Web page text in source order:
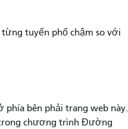
tuyến phố chậm so với
phía bên phải trang web này.
trong chương trình Đường